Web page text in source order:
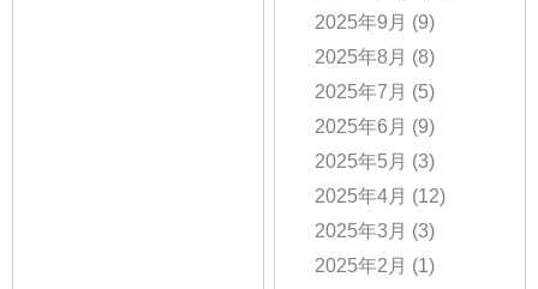
2025年9月 (9)
2025年8月 (8)
2025年7月 (5)
2025年6月 (9)
2025年5月 (3)
2025年4月 (12)
2025年3月 (3)
2025年2月 (1)